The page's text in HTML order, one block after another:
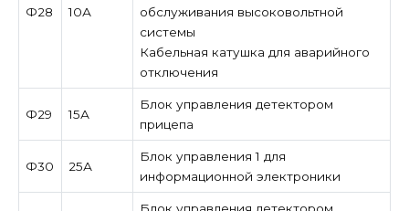
Ф28 10А
обслуживания высоковольтной
системы
Кабельная катушка для аварийного
отключения
Ф29 15А
Блок управления детектором
прицепа
Ф30 25А
Блок управления 1 для
информационной электроники
Блок управления детектором